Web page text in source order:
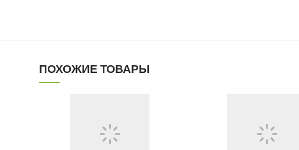
ПОХОЖИЕ ТОВАРЫ